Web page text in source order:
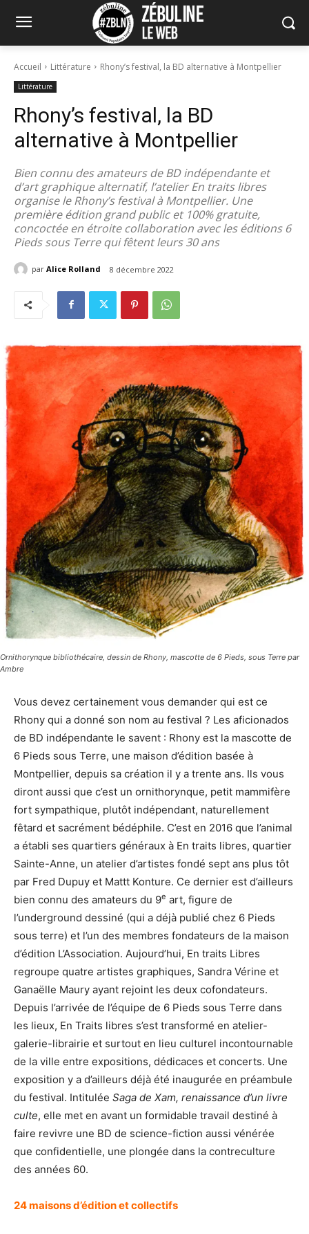
Accueil Littérature Rhony’s festival, la BD alternative à Montpellier
Littérature
Rhony’s festival, la BD
alternative à Montpellier
Bien connu des amateurs de BD indépendante et
d’art graphique alternatif, l’atelier En traits libres
organise le Rhony’s festival à Montpellier. Une
première édition grand public et 100% gratuite,
concoctée en étroite collaboration avec les éditions 6
Pieds sous Terre qui fêtent leurs 30 ans
par Alice Rolland 8 décembre 2022
Ornithorynque bibliothécaire, dessin de Rhony, mascotte de 6 Pieds, sous Terre par
Ambre
Vous devez certainement vous demander qui est ce
Rhony qui a donné son nom au festival ? Les aficionados
de BD indépendante le savent : Rhony est la mascotte de
6 Pieds sous Terre, une maison d’édition basée à
Montpellier, depuis sa création il y a trente ans. Ils vous
diront aussi que c’est un ornithorynque, petit mammifère
fort sympathique, plutôt indépendant, naturellement
fêtard et sacrément bédéphile. C’est en 2016 que l’animal
a établi ses quartiers généraux à En traits libres, quartier
Sainte-Anne, un atelier d’artistes fondé sept ans plus tôt
par Fred Dupuy et Mattt Konture. Ce dernier est d’ailleurs
bien connu des amateurs du 9e art, figure de
l’underground dessiné (qui a déjà publié chez 6 Pieds
sous terre) et l’un des membres fondateurs de la maison
d’édition L’Association. Aujourd’hui, En traits Libres
regroupe quatre artistes graphiques, Sandra Vérine et
Ganaëlle Maury ayant rejoint les deux cofondateurs.
Depuis l’arrivée de l’équipe de 6 Pieds sous Terre dans
les lieux, En Traits libres s’est transformé en atelier-
galerie-librairie et surtout en lieu culturel incontournable
de la ville entre expositions, dédicaces et concerts. Une
exposition y a d’ailleurs déjà été inaugurée en préambule
du festival. Intitulée Saga de Xam, renaissance d’un livre
culte, elle met en avant un formidable travail destiné à
faire revivre une BD de science-fiction aussi vénérée
que confidentielle, une plongée dans la contreculture
des années 60.
24 maisons d’édition et collectifs